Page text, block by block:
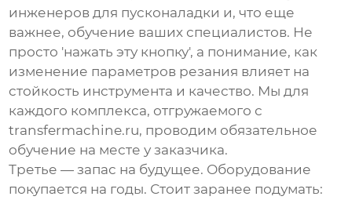
инженеров для пусконаладки и, что еще
важнее, обучение ваших специалистов. Не
просто 'нажать эту кнопку', а понимание, как
изменение параметров резания влияет на
стойкость инструмента и качество. Мы для
каждого комплекса, отгружаемого с
transfermachine.ru, проводим обязательное
обучение на месте у заказчика.
Третье — запас на будущее. Оборудование
покупается на годы. Стоит заранее подумать: